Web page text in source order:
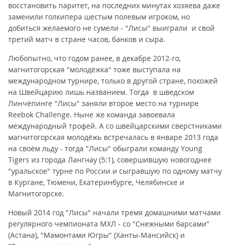
восстановить паритет, на последних минутах хозяева даже
заменили голкипера шестым полевым игроком, но
добиться желаемого не сумели - "Лисы" выиграли и свой
третий матч в стране часов, банков и сыра.
Любопытно, что годом ранее, в декабре 2012-го,
магнитогорская "молодёжка" тоже выступала на
международном турнире, только в другой стране, похожей
на Швейцарию лишь названием. Тогда в шведском
Линчёпинге "Лисы" заняли второе место на турнире
Reebok Challenge. Ныне же команда завоевала
международный трофей. А со швейцарскими сверстниками
магнитогорская молодёжь встречалась в январе 2013 года
на своём льду - тогда "Лисы" обыграли команду Young
Tigers из города Лангнау (5:1), совершившую новогоднее
"уральское" турне по России и сыгравшую по одному матчу
в Кургане, Тюмени, Екатеринбурге, Челябинске и
Магнитогорске.
Новый 2014 год "Лисы" начали тремя домашними матчами
регулярного чемпионата МХЛ - со "Снежными барсами"
(Астана), "Мамонтами Югры" (Ханты-Мансийск) и